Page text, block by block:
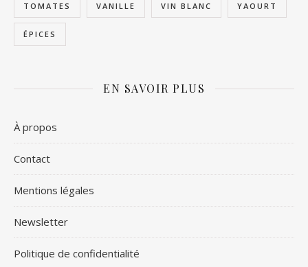
TOMATES VANILLE VIN BLANC YAOURT
ÉPICES
EN SAVOIR PLUS
À propos
Contact
Mentions légales
Newsletter
Politique de confidentialité